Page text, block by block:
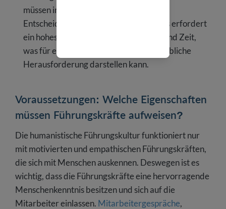
müssen in der Lage sein, Empathie und
Entscheidungsstärke zu verbinden. Dies erfordert
ein hohes Maß an sozialer Kompetenz und Zeit,
was für einige Führungskräfte eine erhebliche
Herausforderung darstellen kann.
Voraussetzungen: Welche Eigenschaften
müssen Führungskräfte aufweisen?
Die humanistische Führungskultur funktioniert nur
mit motivierten und empathischen Führungskräften,
die sich mit Menschen auskennen. Deswegen ist es
wichtig, dass die Führungskräfte eine hervorragende
Menschenkenntnis besitzen und sich auf die
Mitarbeiter einlassen. Mitarbeitergespräche,